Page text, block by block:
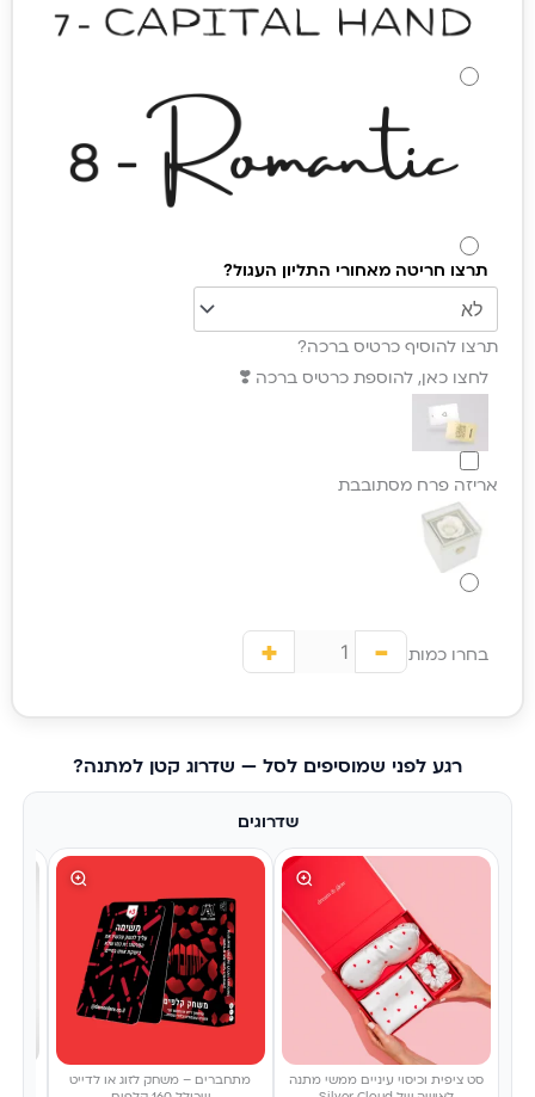
תרצו חריטה מאחורי התליון העגול?
תרצו להוסיף כרטיס ברכה?
לחצו כאן, להוספת כרטיס ברכה ❣️
אריזה פרח מסתובבת
בחרו כמות -
+
רגע לפני שמוסיפים לסל — שדרוג קטן למתנה?
שדרוגים
סט ציפית וכיסוי עיניים ממשי מתנה
מתחברים – משחק לזוג או לדייט